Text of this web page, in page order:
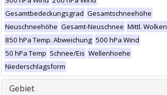
Gesamtbedeckungsgrad Gesamtschneehöhe
Neuschneehöhe Gesamt-Neuschnee Mittl. Wolken
850 hPa Temp. Abweichung 500 hPa Wind
50 hPa Temp Schnee/Eis Wellenhoehe
Niederschlagsform
Gebiet